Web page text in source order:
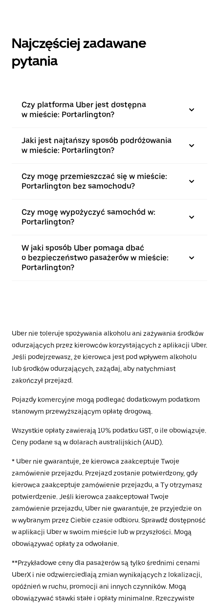
Najczęściej zadawane
pytania
Czy platforma Uber jest dostępna
w mieście: Portarlington?
Jaki jest najtańszy sposób podróżowania
w mieście: Portarlington?
Czy mogę przemieszczać się w mieście:
Portarlington bez samochodu?
Czy mogę wypożyczyć samochód w:
Portarlington?
W jaki sposób Uber pomaga dbać
o bezpieczeństwo pasażerów w mieście:
Portarlington?
Uber nie toleruje spożywania alkoholu ani zażywania środków
odurzających przez kierowców korzystających z aplikacji Uber.
Jeśli podejrzewasz, że kierowca jest pod wpływem alkoholu
lub środków odurzających, zażądaj, aby natychmiast
zakończył przejazd.
Pojazdy komercyjne mogą podlegać dodatkowym podatkom
stanowym przewyższającym opłatę drogową.
Wszystkie opłaty zawierają 10% podatku GST, o ile obowiązuje.
Ceny podane są w dolarach australijskich (AUD).
* Uber nie gwarantuje, że kierowca zaakceptuje Twoje
zamówienie przejazdu. Przejazd zostanie potwierdzony, gdy
kierowca zaakceptuje zamówienie przejazdu, a Ty otrzymasz
potwierdzenie. Jeśli kierowca zaakceptował Twoje
zamówienie przejazdu, Uber nie gwarantuje, że przyjedzie on
w wybranym przez Ciebie czasie odbioru. Sprawdź dostępność
w aplikacji Uber w swoim mieście lub w przyszłości. Mogą
obowiązywać opłaty za odwołanie.
**Przykładowe ceny dla pasażerów są tylko średnimi cenami
UberX i nie odzwierciedlają zmian wynikających z lokalizacji,
opóźnień w ruchu, promocji ani innych czynników. Mogą
obowiązywać stawki stałe i opłaty minimalne. Rzeczywiste